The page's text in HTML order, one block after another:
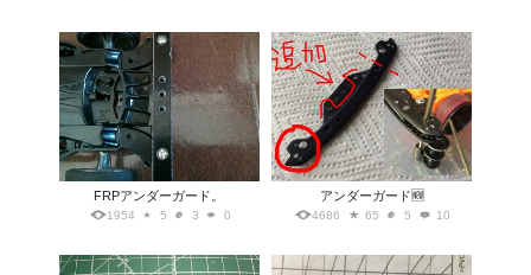
FRPアンダーガード。
1954 5 3 0
アンダーガード🆕
4686 65 5 10